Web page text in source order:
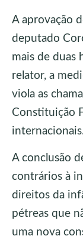
A aprovação
deputado
mais de duas
relator, a
viola as
Constituição
A conclusão
contrários à
direitos da
pétreas que
uma nova